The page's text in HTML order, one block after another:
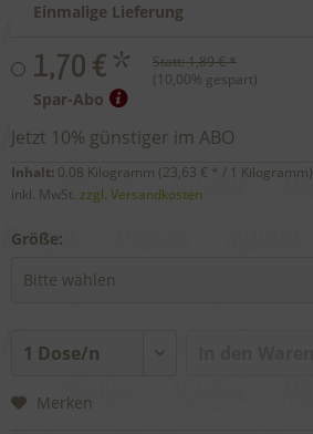
Einmalige Lieferung
1,70 € * Statt:1,89 € *
(10,00% gespart)
Spar-Abo
Jetzt 10% günstiger im ABO
Inhalt: 0.08 Kilogramm (23,63 € * / 1 Kilogramm)
inkl. MwSt. zzgl. Versandkosten
Größe:
Merken